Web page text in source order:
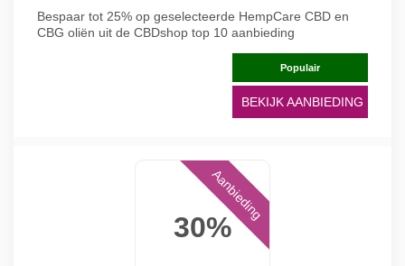
Bespaar tot 25% op geselecteerde HempCare CBD en
CBG oliën uit de CBDshop top 10 aanbieding
Populair
BEKIJK AANBIEDING
30%
Aanbieding